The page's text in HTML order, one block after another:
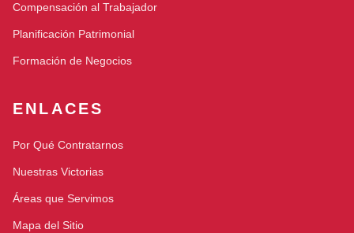
Compensación al Trabajador
Planificación Patrimonial
Formación de Negocios
ENLACES
Por Qué Contratarnos
Nuestras Victorias
Áreas que Servimos
Mapa del Sitio